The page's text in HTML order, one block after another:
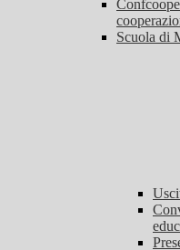
Scuola di